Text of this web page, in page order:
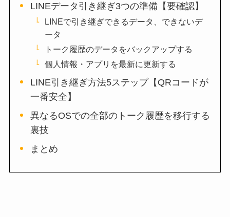
LINEデータ引き継ぎ3つの準備【要確認】
LINEで引き継ぎできるデータ、できないデ
ータ
トーク履歴のデータをバックアップする
個人情報・アプリを最新に更新する
LINE引き継ぎ方法5ステップ【QRコードが
一番安全】
異なるOSでの全部のトーク履歴を移行する
裏技
まとめ